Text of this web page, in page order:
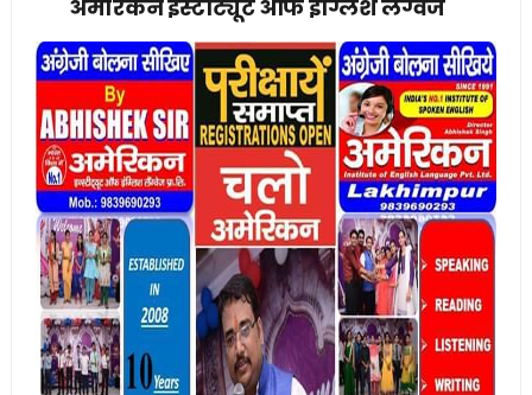
अमेरिकन इंस्टीट्यूट ऑफ इंग्लिश लैंग्वेज